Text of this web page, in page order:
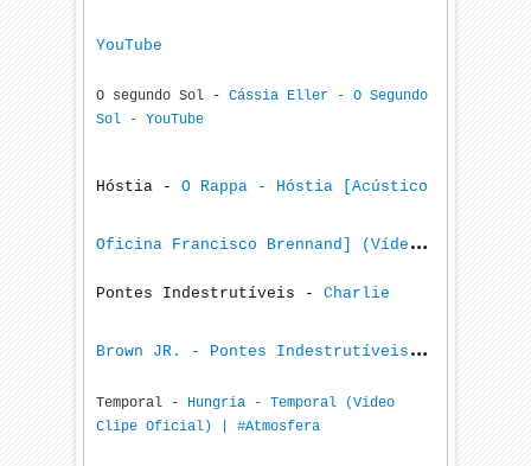
YouTube
O segundo Sol -Cássia Eller - O Segundo
Sol - YouTube
Hóstia -O Rappa - Hóstia [Acústico
Oficina Francisco Brennand] (Vídeo
Oficial) - YouTube
Pontes Indestrutí­veis -Charlie
Brown JR. - Pontes Indestrutí­veis -
YouTube
Temporal - Hungria - Temporal (Video
Clipe Oficial) | #Atmosfera